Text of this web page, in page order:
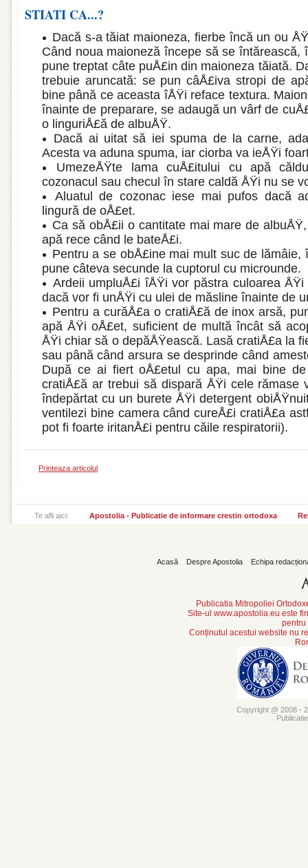
STIATI CA...?
Dacă s-a tăiat maioneza, fierbe încă un ou
Când noua maio­neză începe să se întărească,
pune treptat câte puÅ£in din ma­ioneza tăiată.
tre­buie aruncată: se pun câÅ£iva stropi de
bine până ce aceasta îÅŸi reface textura.
înain­te de preparare, se adaugă un vârf de
o linguriÅ£ă de albuÅŸ.
Dacă ai uitat să iei spuma de la carne,
Acesta va aduna spuma, iar ciorba va ieÅŸi
UmezeÅŸte lama cuÅ£itului cu apă
cozonacul sau checul în sta­re caldă ÅŸi nu se
Aluatul de cozonac iese mai pufos dacă
lingură de oÅ£et.
Ca să obÅ£ii o cantitate mai mare de
apă rece când le bateÅ£i.
Pentru a se obÅ£ine mai mult suc de lămâ­ie,
pune câteva se­cunde la cuptorul cu microunde.
Ardeii umpluÅ£i îÅŸi vor păstra culoarea
dacă vor fi unÅŸi cu ulei de măsline înainte de
Pentru a curăÅ£a o cratiÅ£ă de inox arsă,
apă ÅŸi oÅ£et, suficient de multă încât să
ÅŸi chiar să o depăÅŸească. Lasă cratiÅ£a la
sau până când arsu­ra se desprinde când
După ce ai fiert oÅ£etul cu apa, mai bine
cratiÅ£ă ar tre­bui să dispară ÅŸi cele rămase
îndepărtat cu un burete ÅŸi detergent
ventilezi bine camera când cureÅ£i cratiÅ£a
pot fi foarte iritanÅ£i pentru căile respiratorii).
Printeaza articolul
Te afli aici: Apostolia - Publicatie de informare crestin ortodoxa
Acasă Despre Apostolia Echipa
Publicatia Mitropoliei
Site-ul www.apostolia.eu este
pentru
Conținutul acestui website nu
Copyright @ 2008 -